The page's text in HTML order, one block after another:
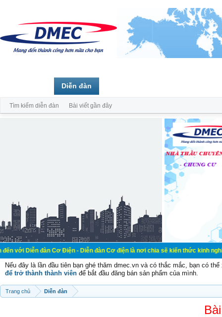
đàn Cơ Điện - Diễn đàn Cơ điện là nơi chia sẽ kiến thức kinh nghiệm
Nếu đây là lần đầu tiên bạn ghé thăm dmec.vn và có thắc mắc, bạn có
để trở thành thành viên để bắt đầu đăng bán sản phẩm của mình.
Trang chủ Diễn đàn
Diễn đàn
Tìm kiếm diễn đàn Bài viết gần đây